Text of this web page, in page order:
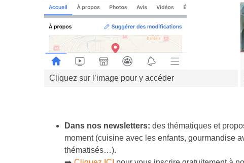
Cliquez sur l’image pour y accéder
Dans nos newsletters: des thématiques et
moment (cuisine avec les enfants, gourmandise
thématisés…).